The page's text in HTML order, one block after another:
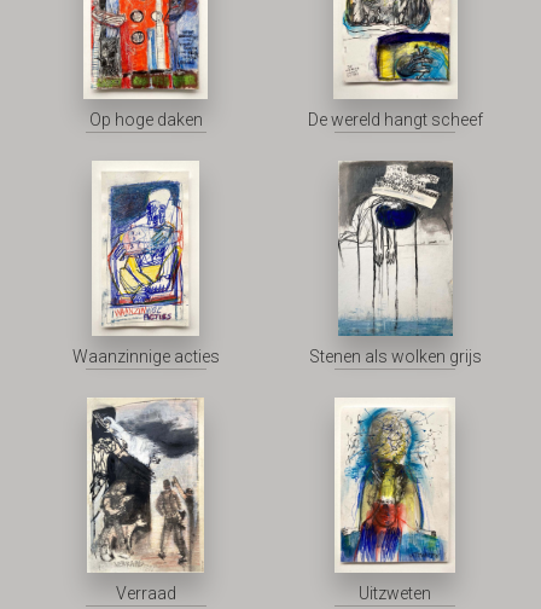
Op hoge daken De wereld hangt scheef
Waanzinnige acties Stenen als wolken grijs
Verraad Uitzweten